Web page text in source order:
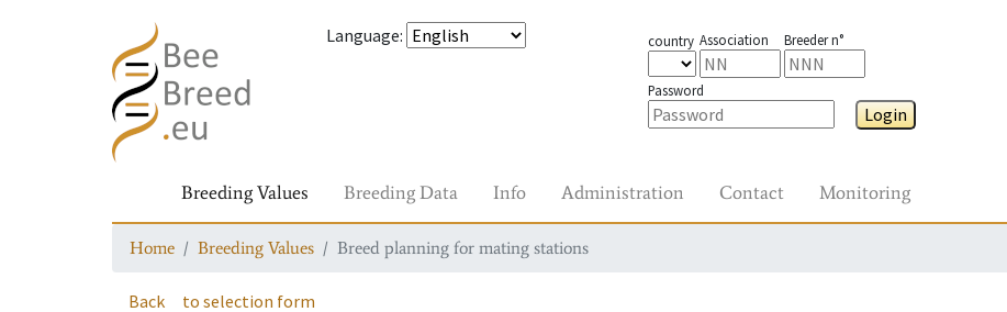
Language: country Association Breeder n°
Password
Login
Breeding Values Breeding Data Info Administration Contact Monitoring
Home Breeding Values Breed planning for mating stations
Back to selection form